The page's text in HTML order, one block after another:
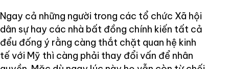
Ngay cả những người trong các tổ chức Xã hội
dân sự hay các nhà bất đồng chính kiến tất cả
đểu đống ý rằng càng thắt chặt quan hệ kinh
tế với Mỹ thì càng phải thay đổi vấn để nhân